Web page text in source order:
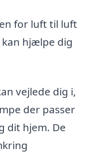
for luft til luft
hjælpe dig
vejlede dig i,
der passer
dit hjem. De